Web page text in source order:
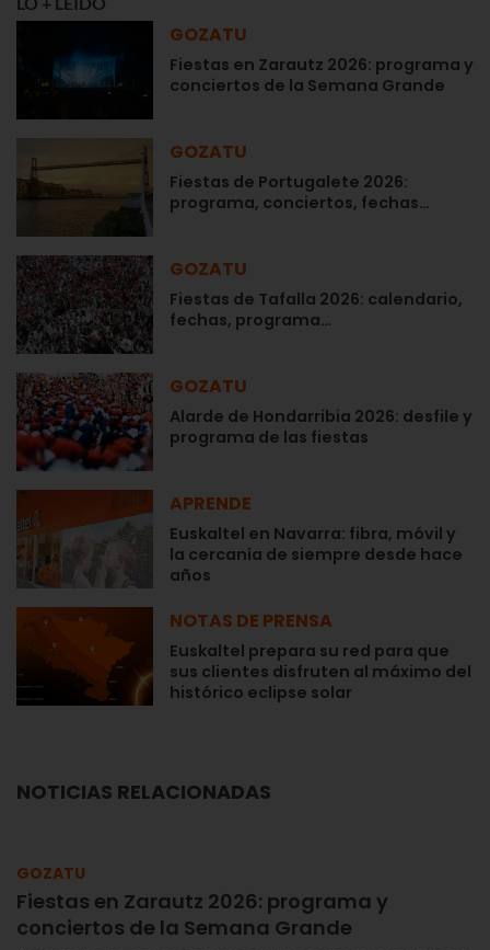
GOZATU
Fiestas en Zarautz 2026: programa y
conciertos de la Semana Grande
GOZATU
Fiestas de Portugalete 2026:
programa, conciertos, fechas…
GOZATU
Fiestas de Tafalla 2026: calendario,
fechas, programa…
GOZATU
Alarde de Hondarribia 2026: desfile y
programa de las fiestas
APRENDE
Euskaltel en Navarra: fibra, móvil y
la cercanía de siempre desde hace
años
NOTAS DE PRENSA
Euskaltel prepara su red para que
sus clientes disfruten al máximo del
histórico eclipse solar
NOTICIAS RELACIONADAS
GOZATU
Fiestas en Zarautz 2026: programa y
conciertos de la Semana Grande